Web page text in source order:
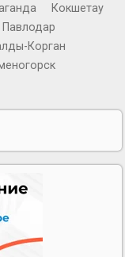
Кокшетау
Павлодар
Корган